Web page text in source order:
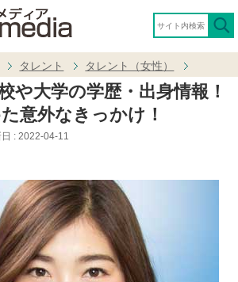
タレント タレント（女性）
や大学の学歴・出身情報！
意外なきっかけ！
: 2022-04-11